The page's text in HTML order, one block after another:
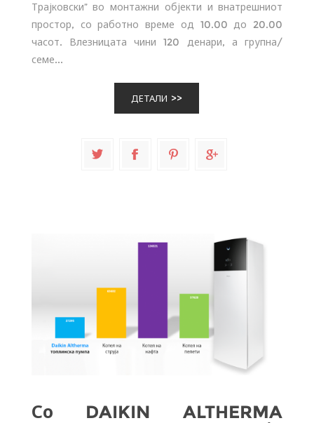
Трајковски” во монтажни објекти и внатрешниот
простор, со работно време од 10.00 до 20.00
часот. Влезницата чини 120 денари, а групна/
семе...
ДЕТАЛИ
Со DAIKIN ALTHERMA